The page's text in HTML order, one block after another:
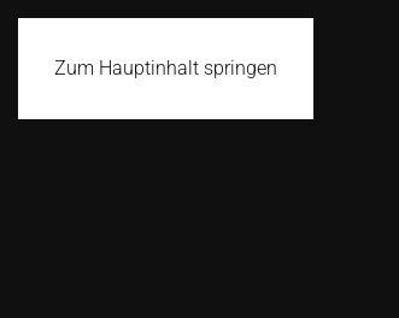
Zum Hauptinhalt springen